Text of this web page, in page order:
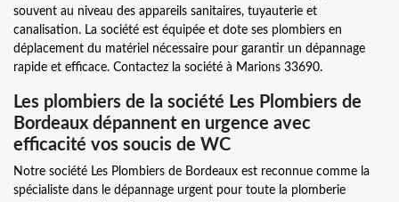
souvent au niveau des appareils sanitaires, tuyauterie et
canalisation. La société est équipée et dote ses plombiers en
déplacement du matériel nécessaire pour garantir un dépannage
rapide et efficace. Contactez la société à Marions 33690.
Les plombiers de la société Les Plombiers de
Bordeaux dépannent en urgence avec
efficacité vos soucis de WC
Notre société Les Plombiers de Bordeaux est reconnue comme la
spécialiste dans le dépannage urgent pour toute la plomberie